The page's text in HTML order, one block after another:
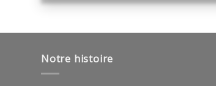
Notre histoire